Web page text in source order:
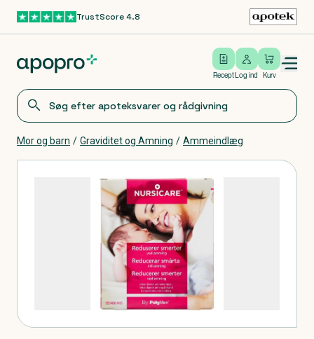
Gå til hovedindholdTrustScore 4.8
Recept
Log ind
Log ind Kurv
Open/close menu
Mor og barn / Graviditet og Amning / Ammeindlæg